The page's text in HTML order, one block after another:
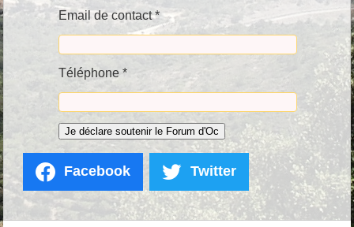
Email de contact *
Téléphone *
Facebook Twitter